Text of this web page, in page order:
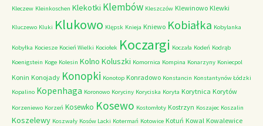
Kleczew Kleinkoschen Klekotki Klembów Kleszczów Klewinowo Klewki
Kluczewo Kluki Klukowo Klępsk Knieja Kniewo Kobiałka Kobylanka
Kobyłka Kociesze Kocień Wielki Kociołek Koczargi Koczała Kodeń Kodrąb
Koenigstein Koge Kolesin Kolno Koluszki Komornica Kompina Konarzyny Koniecpol
Konin Konojady Konopki Konotop Konradowo Konstancin Konstantynów Łódzki
Kopalino Kopenhaga Koronowo Koryciny Koryciska Koryta Korytnica Korytów
Korzeniewo Korzeń Kosewko Kosewo Kostomłoty Kostrzyn Koszajec Koszalin
Koszelewy Koszwały Kosów Lacki Kotermań Kotowice Kotuń Kowal Kowalewice